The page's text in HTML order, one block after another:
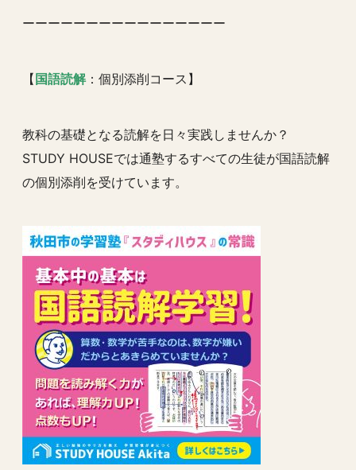
ーーーーーーーーーーーーーーーー
【 国語読解：個別添削コース】
教科の基礎となる読解を日々実践しませんか？
STUDY HOUSEでは通塾するすべての生徒が国語読解
の個別添削を受けています。